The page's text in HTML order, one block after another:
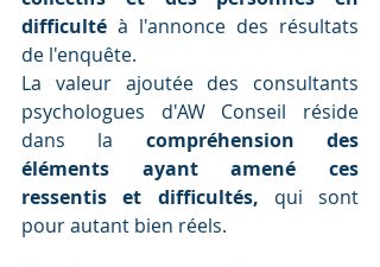
difficulté à l'annonce des résultats
de l'enquête.
La valeur ajoutée des consultants
psychologues d'AW Conseil réside
dans la compréhension des
éléments ayant amené ces
ressentis
et difficultés, qui sont